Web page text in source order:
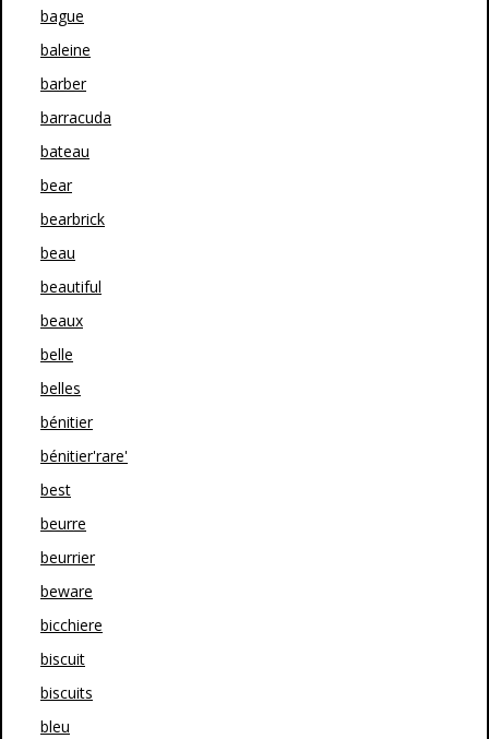
bague
baleine
barber
barracuda
bateau
bear
bearbrick
beau
beautiful
beaux
belle
belles
bénitier
bénitier'rare'
best
beurre
beurrier
beware
bicchiere
biscuit
biscuits
bleu